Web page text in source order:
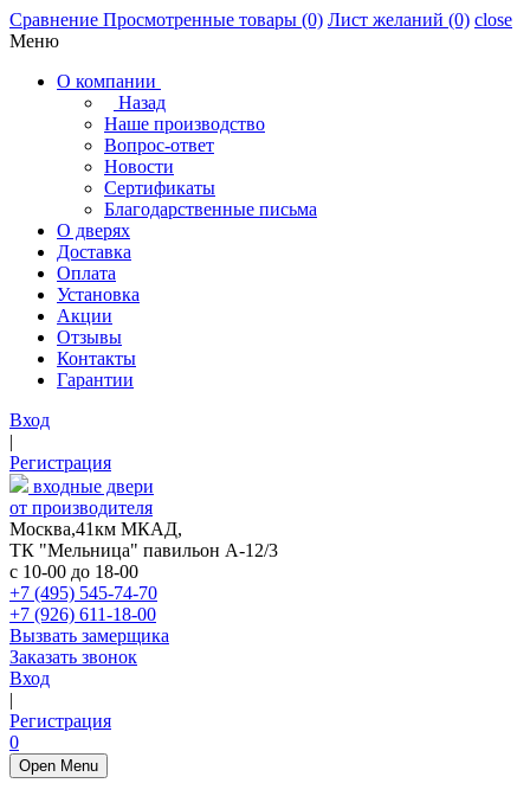
Сравнение Просмотренные товары (0) Лист желаний (0) close
Меню
О компании
Назад
Наше производство
Вопрос-ответ
Новости
Сертификаты
Благодарственные письма
О дверях
Доставка
Оплата
Установка
Акции
Отзывы
Контакты
Гарантии
Вход
|
Регистрация
входные двери
от производителя
Москва,41км МКАД,
ТК "Мельница" павильон А-12/3
с 10-00 до 18-00
+7 (495) 545-74-70
+7 (926) 611-18-00
Вызвать замерщика
Заказать звонок
Вход
|
Регистрация
0
Open Menu